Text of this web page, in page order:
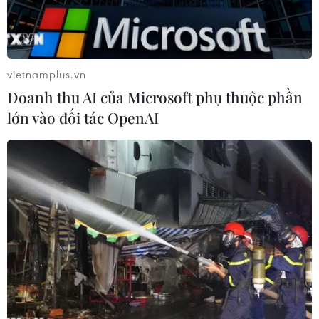
(Nguồn: pikiran-rakyat)
Ngày 18/8, một máy bay huấn luyện của
Indonesia đã rơi xuống huyện Tasikmalaya
thuộc tỉnh Tây Java, khiến 2 trong 3 người trên
máy bay này bị thương.
Người phát ngôn Văn phòng tìm kiếm và cứu
vietnamplus.vn
Doanh thu AI của Microsoft phụ thuộc phần
lớn vào đối tác OpenAI